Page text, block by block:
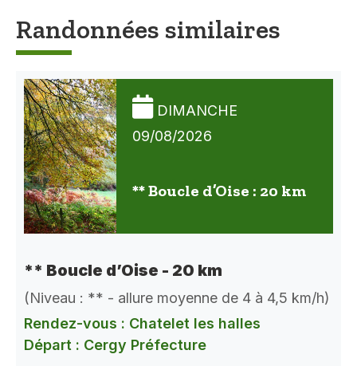
Randonnées similaires
DIMANCHE
09/08/2026
** Boucle d’Oise : 20 km
** Boucle d’Oise - 20 km
(Niveau : ** - allure moyenne de 4 à 4,5 km/h)
Rendez-vous : Chatelet les halles
Départ : Cergy Préfecture